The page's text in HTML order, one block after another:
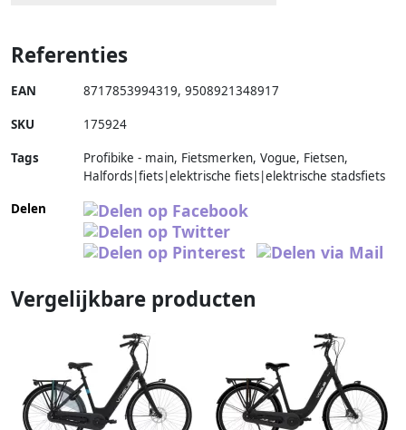
Referenties
EAN 8717853994319, 9508921348917
SKU 175924
Tags
Profibike - main, Fietsmerken, Vogue, Fietsen,
Halfords|fiets|elektrische fiets|elektrische stadsfiets
Delen
Vergelijkbare producten